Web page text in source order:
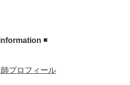
information ◾️
プロフィール